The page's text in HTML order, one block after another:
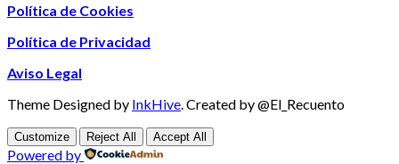
Política de Cookies
Política de Privacidad
Aviso Legal
Theme Designed by InkHive Created by @El_Recuento
Customize Reject All Accept All
Powered by